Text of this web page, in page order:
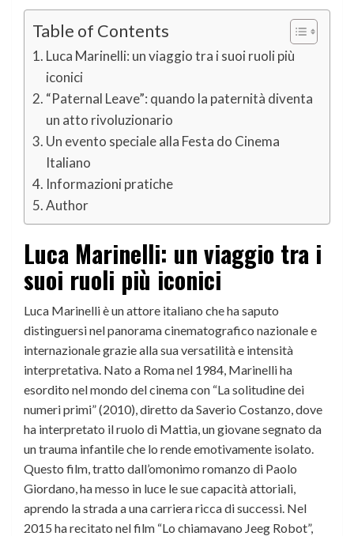
Table of Contents
Luca Marinelli: un viaggio tra i suoi ruoli più
iconici
“Paternal Leave”: quando la paternità diventa
un atto rivoluzionario
Un evento speciale alla Festa do Cinema
Italiano
Informazioni pratiche
Author
Luca Marinelli: un viaggio tra i
suoi ruoli più iconici
Luca Marinelli è un attore italiano che ha saputo
distinguersi nel panorama cinematografico nazionale e
internazionale grazie alla sua versatilità e intensità
interpretativa. Nato a Roma nel 1984, Marinelli ha
esordito nel mondo del cinema con “La solitudine dei
numeri primi” (2010), diretto da Saverio Costanzo, dove
ha interpretato il ruolo di Mattia, un giovane segnato da
un trauma infantile che lo rende emotivamente isolato.
Questo film, tratto dall’omonimo romanzo di Paolo
Giordano, ha messo in luce le sue capacità attoriali,
aprendo la strada a una carriera ricca di successi.​ Nel
2015 ha recitato nel film “Lo chiamavano Jeeg Robot”,